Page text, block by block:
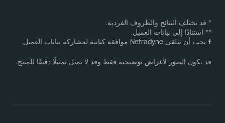
قد تختلف النتائج والظروف الفردية.
استنادًا إلى بيانات العميل.
يجب أن تتلقى Netradyne موافقة كتابية لمشاركة بيانات العميل.
تكون الصور لأغراض توضيحية فقط وقد لا تمثل تمثيلًا دقيقًا للمنتج.